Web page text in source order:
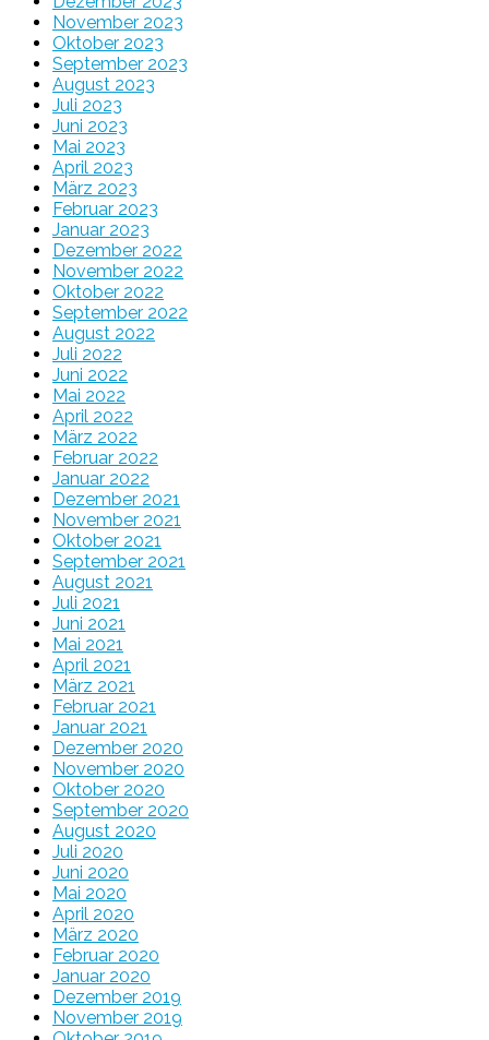
November 2023
Oktober 2023
September 2023
August 2023
Juli 2023
Juni 2023
Mai 2023
April 2023
März 2023
Februar 2023
Januar 2023
Dezember 2022
November 2022
Oktober 2022
September 2022
August 2022
Juli 2022
Juni 2022
Mai 2022
April 2022
März 2022
Februar 2022
Januar 2022
Dezember 2021
November 2021
Oktober 2021
September 2021
August 2021
Juli 2021
Juni 2021
Mai 2021
April 2021
März 2021
Februar 2021
Januar 2021
Dezember 2020
November 2020
Oktober 2020
September 2020
August 2020
Juli 2020
Juni 2020
Mai 2020
April 2020
März 2020
Februar 2020
Januar 2020
Dezember 2019
November 2019